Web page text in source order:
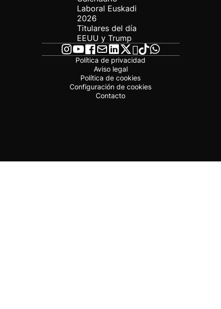
Laboral Euskadi
2026
Titulares del día
EEUU y Trump
Política de privacidad
Aviso legal
Política de cookies
Configuración de cookies
Contacto